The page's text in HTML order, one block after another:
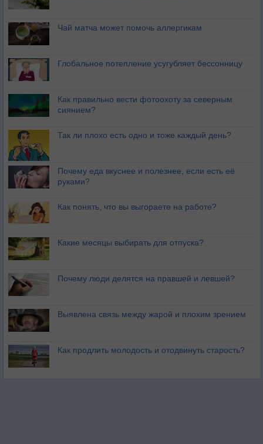
Чай матча может помочь аллергикам
Глобальное потепление усугубляет бессонницу
Как правильно вести фотоохоту за северным
сиянием?
Так ли плохо есть одно и тоже каждый день?
Почему еда вкуснее и полезнее, если есть её
руками?
Как понять, что вы выгораете на работе?
Какие месяцы выбирать для отпуска?
Почему люди делятся на правшей и левшей?
Выявлена связь между жарой и плохим зрением
Как продлить молодость и отодвинуть старость?